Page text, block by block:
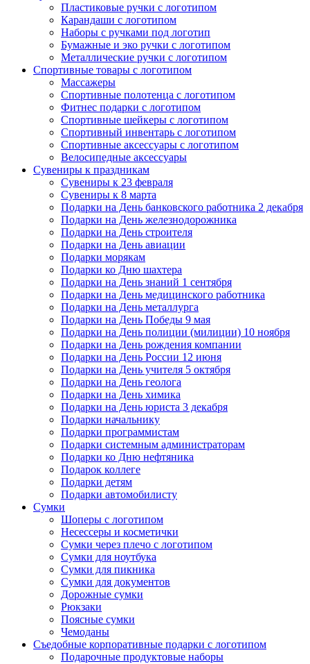
Пластиковые ручки с логотипом
Карандаши с логотипом
Наборы с ручками под логотип
Бумажные и эко ручки с логотипом
Металлические ручки с логотипом
Спортивные товары с логотипом
Массажеры
Спортивные полотенца с логотипом
Фитнес подарки с логотипом
Спортивные шейкеры с логотипом
Спортивный инвентарь с логотипом
Спортивные аксессуары с логотипом
Велосипедные аксессуары
Сувениры к праздникам
Сувениры к 23 февраля
Сувениры к 8 марта
Подарки на День банковского работника 2 декабря
Подарки на День железнодорожника
Подарки на День строителя
Подарки на День авиации
Подарки морякам
Подарки ко Дню шахтера
Подарки на День знаний 1 сентября
Подарки на День медицинского работника
Подарки на День металлурга
Подарки на День Победы 9 мая
Подарки на День полиции (милиции) 10 ноября
Подарки на День рождения компании
Подарки на День России 12 июня
Подарки на День учителя 5 октября
Подарки на День геолога
Подарки на День химика
Подарки на День юриста 3 декабря
Подарки начальнику
Подарки программистам
Подарки системным администраторам
Подарки ко Дню нефтяника
Подарок коллеге
Подарки детям
Подарки автомобилисту
Сумки
Шоперы с логотипом
Несессеры и косметички
Сумки через плечо с логотипом
Сумки для ноутбука
Сумки для пикника
Сумки для документов
Дорожные сумки
Рюкзаки
Поясные сумки
Чемоданы
Съедобные корпоративные подарки с логотипом
Подарочные продуктовые наборы